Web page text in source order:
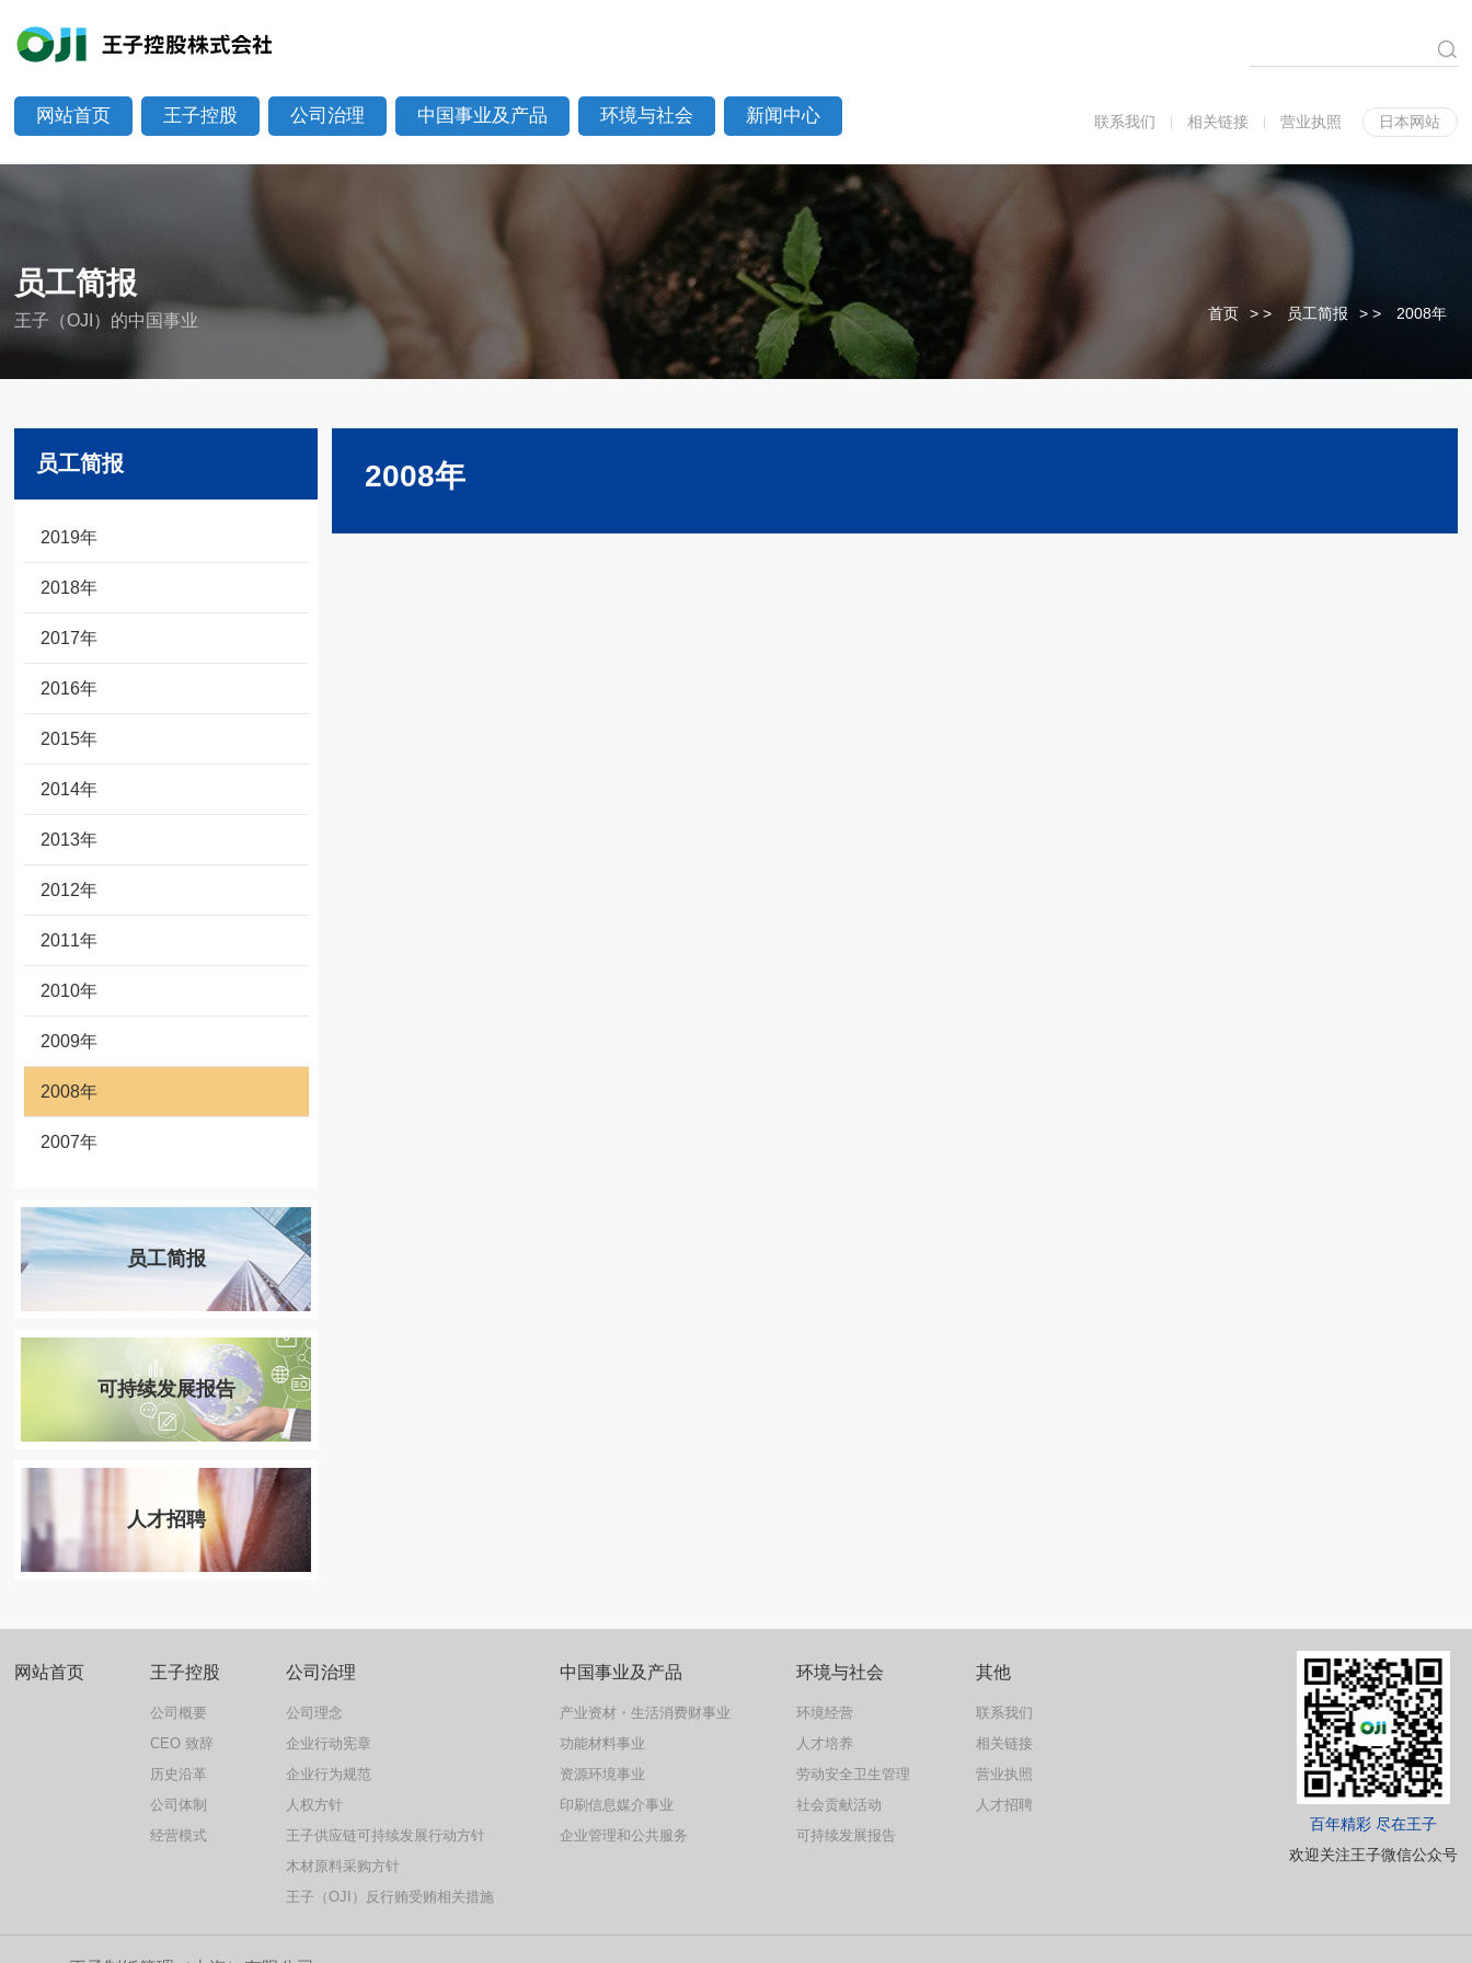
网站首页 王子控股 公司治理 中国事业及产品 环境与社会 新闻中心 联系我们 相关链接 营业执照 日本网站
员工简报
王子（OJI）的中国事业 首页 > 员工简报 > 2008年
员工简报
2019年
2018年
2017年
2016年
2015年
2014年
2013年
2012年
2011年
2010年
2009年
2008年
2007年
员工简报
可持续发展报告
人才招聘
2008年
网站首页 王子控股
公司概要
CEO 致辞
历史沿革
公司体制
经营模式
公司治理
公司理念
企业行动宪章
企业行为规范
人权方针
王子供应链可持续发展行动方针
木材原料采购方针
王子（OJI）反行贿受贿相关措施
中国事业及产品
产业资材・生活消费财事业
功能材料事业
资源环境事业
印刷信息媒介事业
企业管理和公共服务
环境与社会
环境经营
人才培养
劳动安全卫生管理
社会贡献活动
可持续发展报告
其他
联系我们
相关链接
营业执照
人才招聘
百年精彩 尽在王子
欢迎关注王子微信公众号